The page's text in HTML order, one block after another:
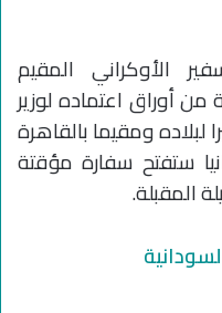
الأوكراني المقيم
أوراق اعتماده لوزير
لبلاده ومقيما بالقاهرة
ستفتح سفارة مؤقتة
المقبلة.